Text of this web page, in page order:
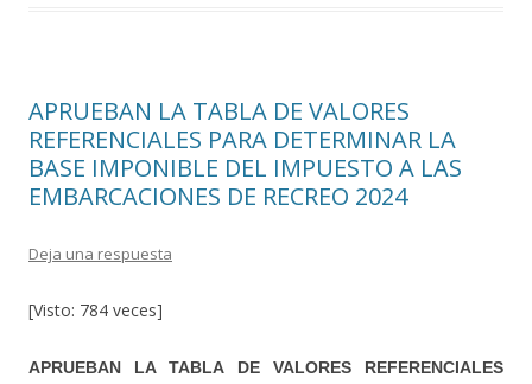
APRUEBAN LA TABLA DE VALORES
REFERENCIALES PARA DETERMINAR LA
BASE IMPONIBLE DEL IMPUESTO A LAS
EMBARCACIONES DE RECREO 2024
Deja una respuesta
[Visto: 784 veces]
APRUEBAN LA TABLA DE VALORES REFERENCIALES